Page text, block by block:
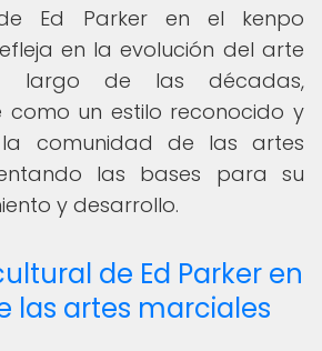
Ed Parker en el kenpo
en la evolución del arte
largo de las décadas,
como un estilo reconocido y
comunidad de las artes
las bases para su
y desarrollo.
de Ed Parker en
las artes marciales